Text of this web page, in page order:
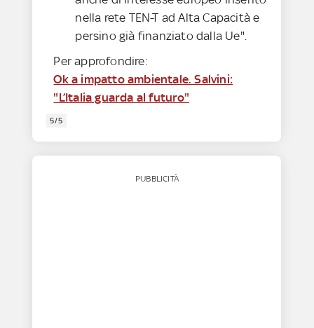
nella rete TEN-T ad Alta Capacità e
persino già finanziato dalla Ue".
Per approfondire:
Ok a impatto ambientale. Salvini:
"L’Italia guarda al futuro"
5/5
PUBBLICITÀ